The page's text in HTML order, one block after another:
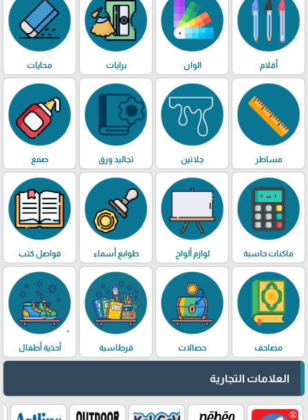
أقلام الوان برايات محايات
مساطر جلاتين تجاليد ورق صمغ
ماكنات حاسبة لوازم ألواح طوابع أسماء فواصل كتب
مصاحف حصالات قرطاسية أحذية أطفال
العلامات التجارية